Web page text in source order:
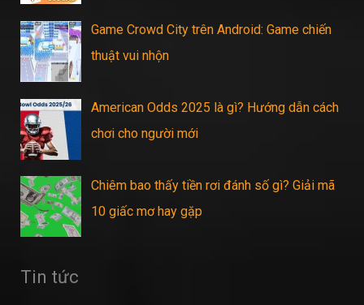
Game Crowd City trên Android: Game chiến
thuật vui nhộn
American Odds 2025 là gì? Hướng dẫn cách
chơi cho người mới
Chiêm bao thấy tiền rơi đánh số gì? Giải mã
10 giấc mơ hay gặp
Tin tức